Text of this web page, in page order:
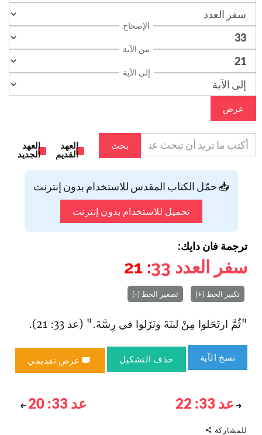
الإصحاح
من الآية
إلى الآية
عرض
بحث
العهد
القديم
العهد
الجديد
📥 حمّل الكتاب المقدس للاستخدام بدون إنترنت
تحميل للاستخدام بدون إنترنت
ترجمة فان دايك:
سفر العدد 33
: 21
تكبير الخط (+) تصغير الخط (-)
"ثُمَّ ارتَحَلوا مِنْ لبنَةَ ونَزَلوا في رِسَّةَ." (عد 33: 21).
نسخ الآية حذف التشكيل عرض تقديمي
عد 33: 22 عد 33: 20
للمشاركة